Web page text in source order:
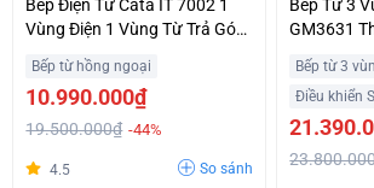
Bếp Điện Từ Cata IT 7002 1
Vùng Điện 1 Vùng Từ Trả Góp
Bếp từ hồng ngoại
10.990.000₫
19.500.000₫ -44%
4.5 So sánh
Bếp Từ 3
GM3631
Bếp từ 3
Điều khiển